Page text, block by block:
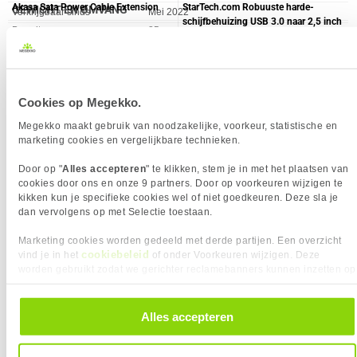
Cookies op Megekko.
Megekko maakt gebruik van noodzakelijke, voorkeur, statistische en
marketing cookies en vergelijkbare technieken.
Door op "Alles accepteren" te klikken, stem je in met het plaatsen van
cookies door ons en onze 9 partners. Door op voorkeuren wijzigen te
kikken kun je specifieke cookies wel of niet goedkeuren. Deze sla je
dan vervolgens op met Selectie toestaan.
Marketing cookies worden gedeeld met derde partijen. Een overzicht
vind je in het cookiebeleid of onder Voorkeuren wijzigen. Deze
alle cookies. Je kunt je gegeven toestemming altijd intrekken, dit doe je
door in de footer van onze website te klikken op ‘Cookievoorkeuren’
Alles accepteren
Verkrijgbaar sinds
Mei 2022
Vendorcode
GEWICHT EN OMVANG
Eigenschap
Breedte
35 mm
Diepte
Gewicht
52 g
INHOUD VAN DE VERPAKKING
Eigenschap Waarde
Gebruikershandleiding
✓︎
KENMERKEN
Eigenschap Waarde
Snoerlengte 0,3 m
OPSLAGMEDIA
Aantal storage drives
0
Opslag schijfgrootte
M.2
Akasa Sata Power Cable Extension
5,95
StarTech.com Robuuste harde-
schijfbehuizing USB 3.0 naar 2,5 inch
48, 95
Mobile Rack 3,5"SATA